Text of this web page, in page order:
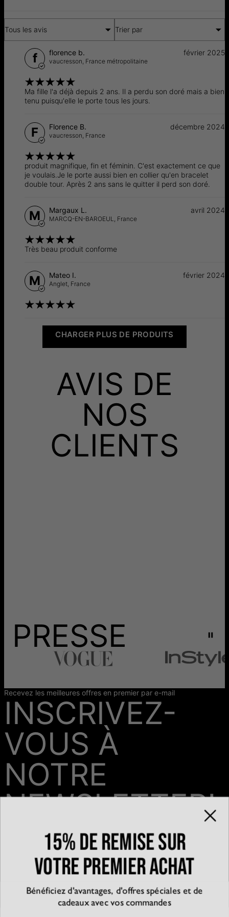
Tous les avis Trier par
f florence b.
vaucresson, France métropolitaine
février 2025
Ma fille l'a déjà depuis 2 ans. Il a perdu son doré mais a bien
tenu puisqu'elle le porte tous les jours.
F Florence B.
vaucresson, France
décembre 2024
produit magnifique, fin et féminin. C'est exactement ce que
je voulais.Je le porte aussi bien en collier qu'en bracelet
double tour. Après 2 ans sans le quitter il perd son doré.
M Margaux L.
MARCQ-EN-BAROEUL, France
avril 2024
Très beau produit conforme
M Mateo I.
Anglet, France
février 2024
CHARGER PLUS DE PRODUITS
AVIS DE
NOS
CLIENTS
PRESSE
Recevez les meilleures offres en premier par e-mail
INSCRIVEZ-
VOUS À
NOTRE
NEWSLETTER!
QUI SOMMES-NOUS?
15% de remise sur
votre premier achat
Bénéficiez d'avantages, d'offres spéciales et de
cadeaux avec vos commandes